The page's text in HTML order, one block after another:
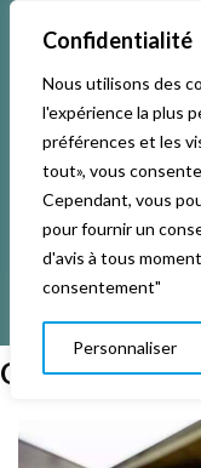
Confidentialité
Nous utilisons des
l'expérience la plus
préférences et les
tout», vous
Cependant, vous
pour fournir un
d'avis à tous
consentement"
Personnaliser
Qui sommes